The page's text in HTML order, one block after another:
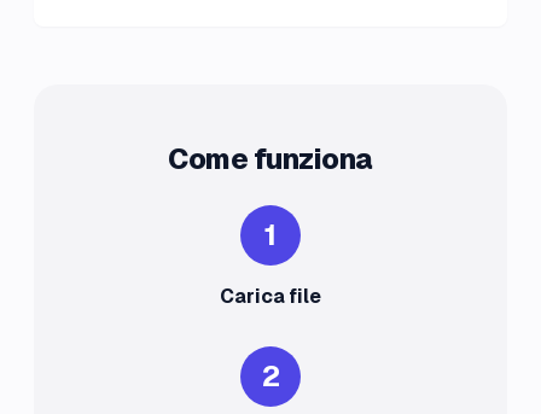
Come funziona
1
Carica file
2